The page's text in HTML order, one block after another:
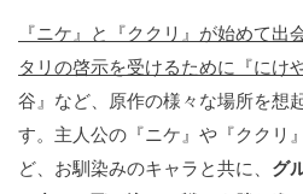
『ニケ』と『ククリ』が始めて
タリの啓示を受けるために『にけ
谷』など、原作の様々な場所を想
す。主人公の『ニケ』や『ククリ
ど、お馴染みのキャラと共に、 グ